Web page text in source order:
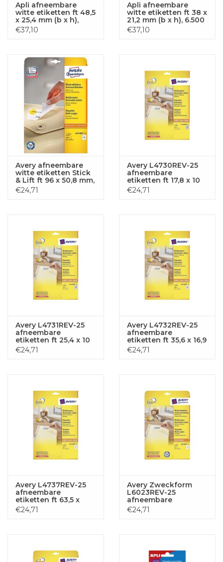
Apli afneembare
witte etiketten ft 48,5
x 25,4 mm (b x h),
4.400 stuks, 44 per
blad (3054)
€37,10
Apli afneembare
witte etiketten ft 38 x
21,2 mm (b x h), 6.500
stuks, 65 per blad
(3052)
€37,10
Avery afneembare
witte etiketten Stick
& Lift ft 96 x 50,8 mm,
250 stuks, 10 per blad
€24,71
Avery L4730REV-25
afneembare
etiketten ft 17,8 x 10
mm (b x h), 6.750
etiketten, wit
€24,71
Avery L4731REV-25
afneembare
etiketten ft 25,4 x 10
mm (b x h), 4.725
etiketten, wit
€24,71
Avery L4732REV-25
afneembare
etiketten ft 35,6 x 16,9
mm (b x h), 2.000
etiketten, wit
€24,71
Avery L4737REV-25
afneembare
etiketten ft 63,5 x
29,6 mm (b x h), 675
etiketten, wit
€24,71
Avery Zweckform
L6023REV-25
afneembare
etiketten ft 63,5 x 38,1
mm (b x h), 525
€24,71